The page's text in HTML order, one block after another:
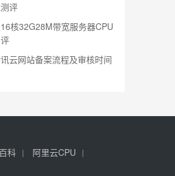
评
核32G28M带宽服务器CPU
云网站备案流程及审核时间
科
阿里云CPU